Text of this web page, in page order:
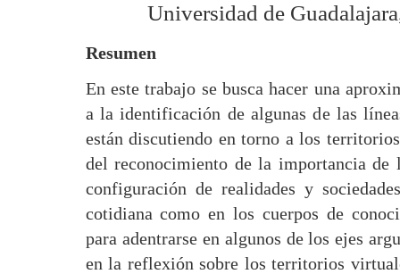
Universidad de
Resumen
En este trabajo se busca hacer una
a la identificación de algunas de las
están discutiendo en torno a los
del reconocimiento de la importancia de
configuración de realidades y
cotidiana como en los cuerpos de
para adentrarse en algunos de los ejes
en la reflexión sobre los territorios